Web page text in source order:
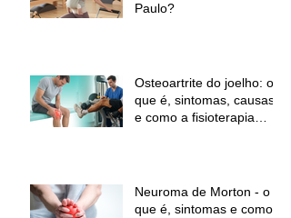
Paulo?
Osteoartrite do joelho: o
que é, sintomas, causas
e como a fisioterapia
Neuroma de Morton - o
que é, sintomas e como a